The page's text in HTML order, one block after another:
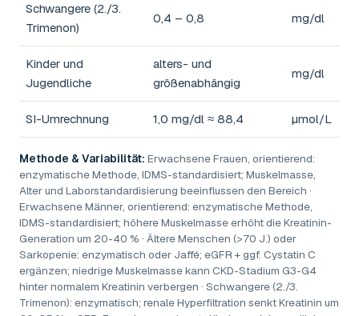
Schwangere (2./3.
Trimenon)
0,4 – 0,8 mg/dl
Kinder und
Jugendliche
alters- und
größenabhängig
mg/dl
SI-Umrechnung 1,0 mg/dl ≈ 88,4 µmol/L
Methode & Variabilität: Erwachsene Frauen, orientierend:
enzymatische Methode, IDMS-standardisiert; Muskelmasse,
Alter und Laborstandardisierung beeinflussen den Bereich ·
Erwachsene Männer, orientierend: enzymatische Methode,
IDMS-standardisiert; höhere Muskelmasse erhöht die Kreatinin-
Generation um 20-40 % · Ältere Menschen (>70 J.) oder
Sarkopenie: enzymatisch oder Jaffé; eGFR + ggf. Cystatin C
ergänzen; niedrige Muskelmasse kann CKD-Stadium G3-G4
hinter normalem Kreatinin verbergen · Schwangere (2./3.
Trimenon): enzymatisch; renale Hyperfiltration senkt Kreatinin um